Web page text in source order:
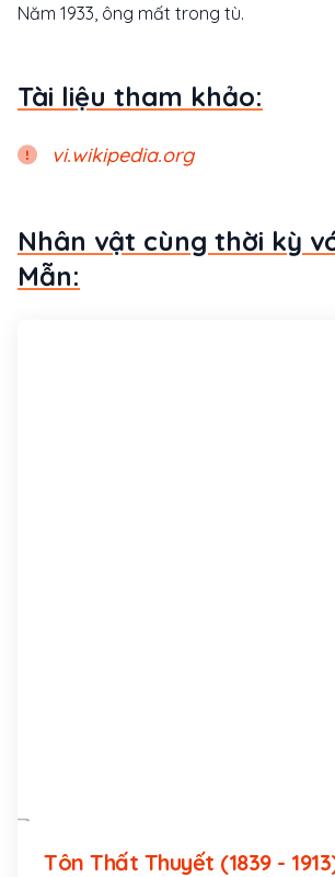
Năm 1933, ông mất trong tù.
Tài liệu tham khảo:
vi.wikipedia.org
Nhân vật cùng thời kỳ
Mẫn:
Tôn Thất Thuyết (1839 -